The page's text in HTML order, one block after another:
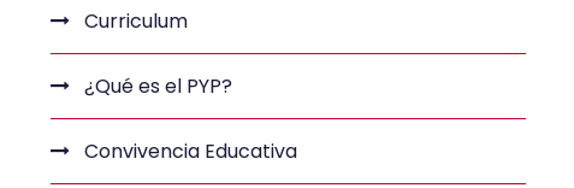
Curriculum
¿Qué es el PYP?
Convivencia Educativa